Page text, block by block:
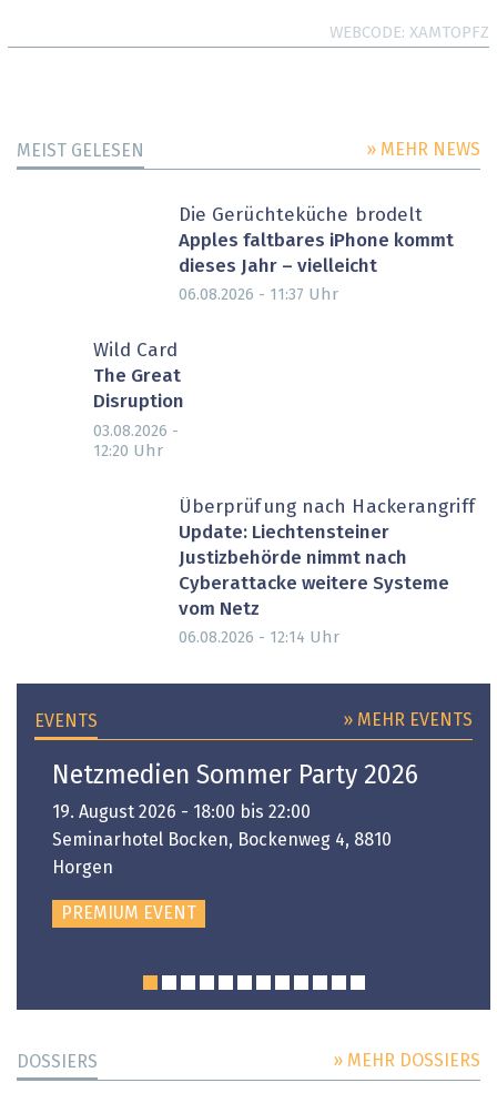
WEBCODE XAMTOPFZ
MEIST GELESEN » MEHR NEWS
Die Gerüchteküche brodelt
Apples faltbares iPhone kommt
dieses Jahr – vielleicht
06.08.2026 - 11:37 Uhr
Wild Card
The Great
Disruption
03.08.2026 -
12:20 Uhr
Überprüfung nach Hackerangriff
Update: Liechtensteiner
Justizbehörde nimmt nach
Cyberattacke weitere Systeme
vom Netz
06.08.2026 - 12:14 Uhr
EVENTS » MEHR EVENTS
Netzmedien Sommer Party 2026
19. August 2026 - 18:00 bis 22:00
Seminarhotel Bocken, Bockenweg 4, 8810
Horgen
PREMIUM EVENT
DOSSIERS » MEHR DOSSIERS